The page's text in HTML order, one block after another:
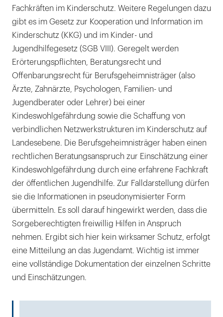
Fachkräften im Kinderschutz. Weitere Regelungen dazu
gibt es im Gesetz zur Kooperation und Information im
Kinderschutz (KKG) und im Kinder- und
Jugendhilfegesetz (SGB VIII). Geregelt werden
Erörterungspflichten, Beratungsrecht und
Offenbarungsrecht für Berufsgeheimnisträger (also
Ärzte, Zahnärzte, Psychologen, Familien- und
Jugendberater oder Lehrer) bei einer
Kindeswohlgefährdung sowie die Schaffung von
verbindlichen Netzwerkstrukturen im Kinderschutz auf
Landesebene. Die Berufsgeheimnisträger haben einen
rechtlichen Beratungsanspruch zur Einschätzung einer
Kindeswohlgefährdung durch eine erfahrene Fachkraft
der öffentlichen Jugendhilfe. Zur Falldarstellung dürfen
sie die Informationen in pseudonymisierter Form
übermitteln. Es soll darauf hingewirkt werden, dass die
Sorgeberechtigten freiwillig Hilfen in Anspruch
nehmen. Ergibt sich hier kein wirksamer Schutz, erfolgt
eine Mitteilung an das Jugendamt. Wichtig ist immer
eine vollständige Dokumentation der einzelnen Schritte
und Einschätzungen.